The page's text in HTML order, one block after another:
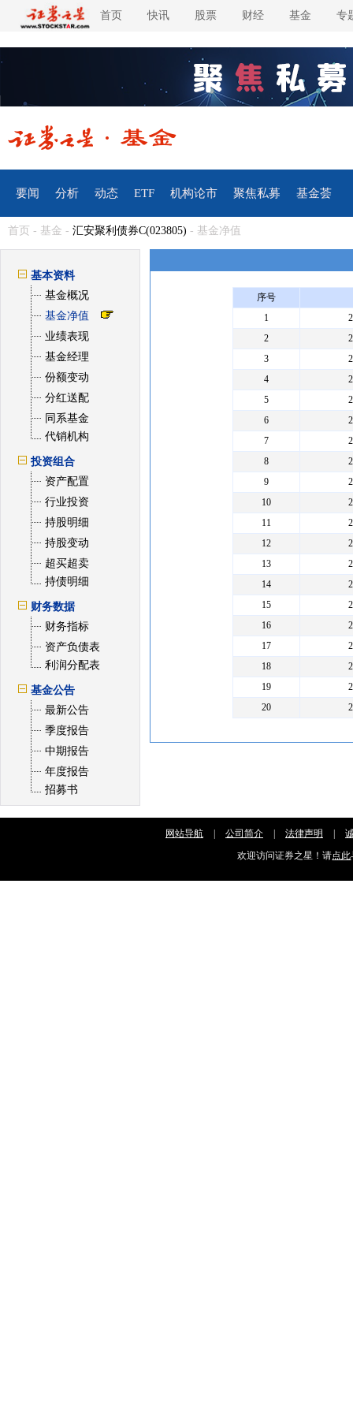
首页 快讯 股票 财经 基金 专
要闻 分析 动态 ETF 机构论市 聚焦私募 基金荟
首页 - 基金 - 汇安聚利债券C(023805) - 基金净值
基本资料
基金概况
基金净值
业绩表现
基金经理
份额变动
分红送配
同系基金
代销机构
投资组合
资产配置
行业投资
持股明细
持股变动
超买超卖
持债明细
财务数据
财务指标
资产负债表
利润分配表
基金公告
最新公告
季度报告
中期报告
年度报告
招募书
序号
1
2
3
4
5
6
7
8
9
10
11
12
13
14
15
16
17
18
19
20
网站导航 公司简介 法律声明
欢迎访问证券之星！请点此